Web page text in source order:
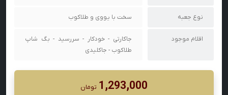
نوع جعبه سخت با یووی و طلاکوب
اقلام موجود
جاکارتی - خودکار - سررسید - بگ شاپ
طلاکوب - جاکلیدی
1,293,000 تومان